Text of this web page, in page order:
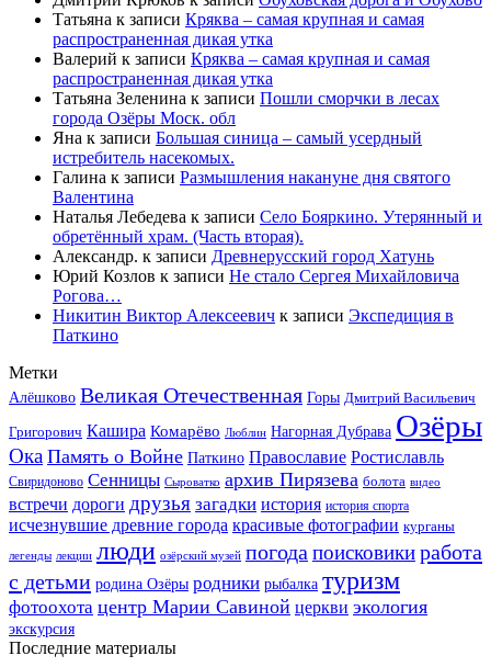
Татьяна к записи Кряква – самая крупная и самая
распространенная дикая утка
Валерий к записи Кряква – самая крупная и самая
распространенная дикая утка
Татьяна Зеленина к записи Пошли сморчки в лесах
города Озёры Моск. обл
Яна к записи Большая синица – самый усердный
истребитель насекомых.
Галина к записи Размышления накануне дня святого
Валентина
Наталья Лебедева к записи Село Бояркино. Утерянный и
обретённый храм. (Часть вторая).
Александр. к записи Древнерусский город Хатунь
Юрий Козлов к записи Не стало Сергея Михайловича
Рогова…
Никитин Виктор Алексеевич к записи Экспедиция в
Паткино
Метки
Алёшково Великая Отечественная Горы Дмитрий Васильевич
Григорович Кашира Комарёво Люблин Нагорная Дубрава Озёры
Ока Память о Войне Паткино Православие Ростиславль
Свиридоново Сенницы Сыроватко архив Пирязева болота видео
встречи дороги друзья загадки история история спорта
исчезнувшие древние города красивые фотографии курганы
легенды лекции люди озёрский музей погода поисковикиработа
с детьми родина Озёры родники рыбалка туризм
фотоохота центр Марии Савиной церкви экология
экскурсия
Последние материалы